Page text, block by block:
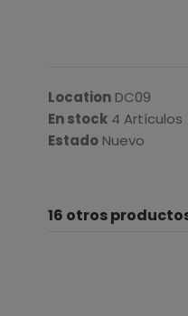
Location DC09
En stock 4 Artículos
Estado Nuevo
16 otros